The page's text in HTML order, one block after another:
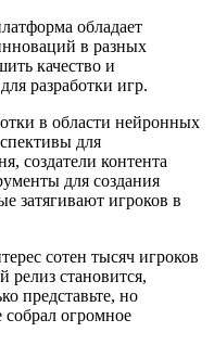
обладает
в разных
качество и
разработки игр.
в области нейронных
для
создатели контента
для создания
затягивают игроков в
сотен тысяч игроков
становится,
представьте, но
огромное